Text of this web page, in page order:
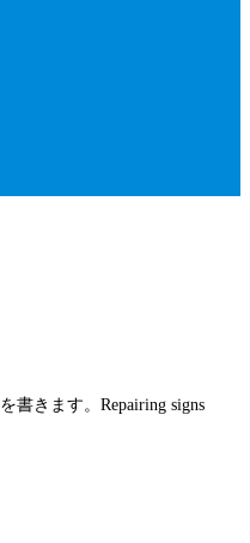
きます。Repairing signs